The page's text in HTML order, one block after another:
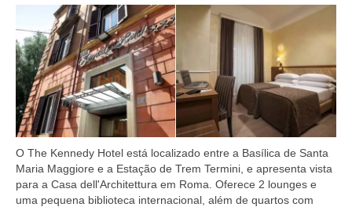
O The Kennedy Hotel está localizado entre a Basílica de Santa
Maria Maggiore e a Estação de Trem Termini, e apresenta vista
para a Casa dell'Architettura em Roma. Oferece 2 lounges e
uma pequena biblioteca internacional, além de quartos com